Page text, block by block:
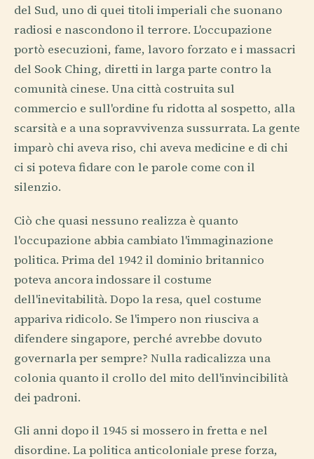
del Sud, uno di quei titoli imperiali che suonano
radiosi e nascondono il terrore. L'occupazione
portò esecuzioni, fame, lavoro forzato e i massacri
del Sook Ching, diretti in larga parte contro la
comunità cinese. Una città costruita sul
commercio e sull'ordine fu ridotta al sospetto, alla
scarsità e a una sopravvivenza sussurrata. La gente
imparò chi aveva riso, chi aveva medicine e di chi
ci si poteva fidare con le parole come con il
silenzio.
Ciò che quasi nessuno realizza è quanto
l'occupazione abbia cambiato l'immaginazione
politica. Prima del 1942 il dominio britannico
poteva ancora indossare il costume
dell'inevitabilità. Dopo la resa, quel costume
appariva ridicolo. Se l'impero non riusciva a
difendere singapore, perché avrebbe dovuto
governarla per sempre? Nulla radicalizza una
colonia quanto il crollo del mito dell'invincibilità
dei padroni.
Gli anni dopo il 1945 si mossero in fretta e nel
disordine. La politica anticoloniale prese forza,